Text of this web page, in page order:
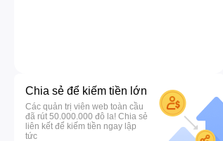
Chia sẻ để kiếm tiền lớn
Các quản trị viên web toàn cầu
đã rút 50.000.000 đô la! Chia sẻ
liên kết để kiếm tiền ngay lập
tức